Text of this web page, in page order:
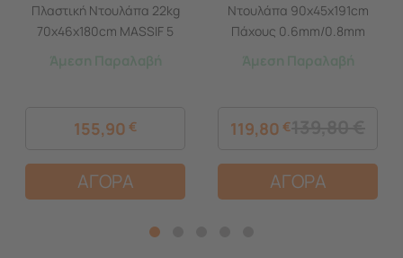
Πλαστική Ντουλάπα 22kg
70x46x180cm MASSIF 5
Χώρων 2φυλλη Evolution
Άμεση Παραλαβή
155,90 €
ΑΓΟΡΑ
Ντουλάπα 90x45x191cm
Πάχους 0.6mm/0.8mm
(πάτωμα) Γαλβανιζέ με 4
Άμεση Παραλαβή
119,80 €
ΑΓΟΡΑ